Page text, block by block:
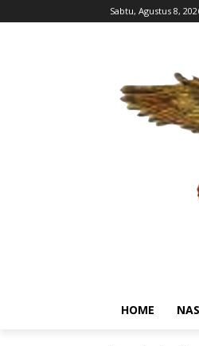
Sabtu, Agustus 8,
HOME